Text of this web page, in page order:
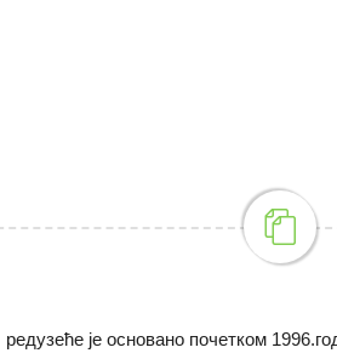
редузеће је основано почетком